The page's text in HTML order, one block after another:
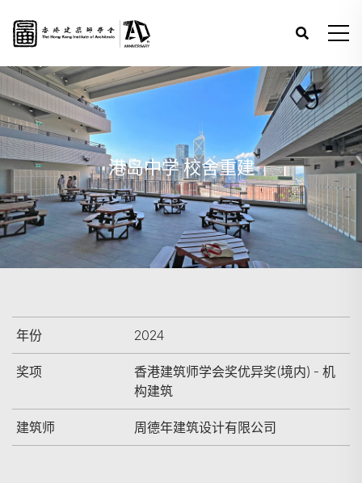
港岛中学 校舍重建
年份 2024
奖项
香港建筑师学会奖优异奖(境内) - 机
构建筑
建筑师 周德年建筑设计有限公司